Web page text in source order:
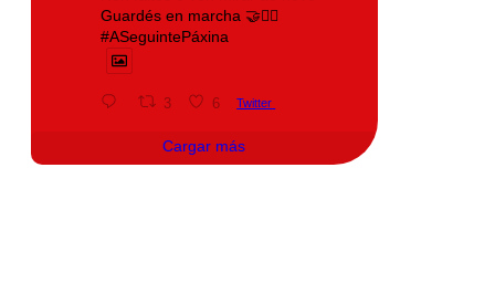
Guardés en marcha 🤝❤️‍🔥
#ASeguintePáxina
3 6 Twitter
Cargar más